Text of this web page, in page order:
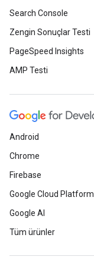
Search Console
Zengin Sonuçlar Testi
PageSpeed Insights
AMP Testi
Android
Chrome
Firebase
Google Cloud Platform
Google AI
Tüm ürünler